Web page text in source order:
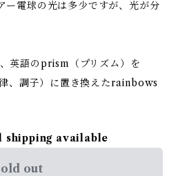
ー電球の光は多少ですが、光が分
英語のprism（プリズム）を
、調子）に置き換えたrainbows
available
out